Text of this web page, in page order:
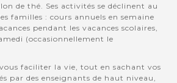
de thé. Ses activités se déclinent au
familles : cours annuels en semaine
pendant les vacances scolaires,
(occasionnellement le
faciliter la vie, tout en sachant vos
par des enseignants de haut niveau,